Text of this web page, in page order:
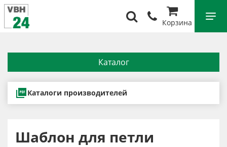
Корзина
Каталог
Каталоги производителей
Шаблон для петли